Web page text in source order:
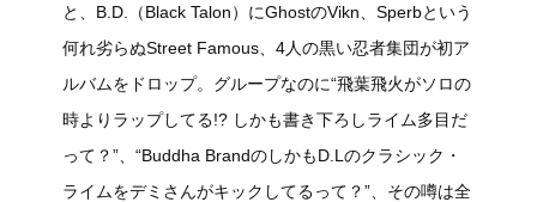
と、B.D.（Black Talon）にGhostのVikn、Sperbという
何れ劣らぬStreet Famous、4人の黒い忍者集団が初ア
ルバムをドロップ。グループなのに“飛葉飛火がソロの
時よりラップしてる!? しかも書き下ろしライム多目だ
って？”、“Buddha BrandのしかもD.Lのクラシック・
ライムをデミさんがキックしてるって？”、その噂は全